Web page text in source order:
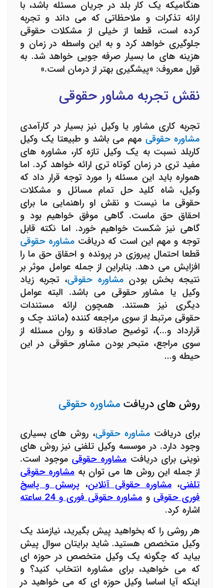
هنگامیکه یک کار بلد در جریان مسئله باشد، با
ارائه تذکرات و ملاحظاتی که می داند و تجربه
کرده است، قطعا از خیلی از مشکلات حقوقی
جلوگیری خواهد کرد و به این واسطه در زمان و
هزینه های ما بسیار صرفه جویی خواهد شد. به
قول معروف: «پیشگیری بهتر از درمان است.»
نقش تجربه مشاور حقوقی
تجربه کاری مشاور یا وکیل نیز بسیار در کارآمدی
مشاوره حقوقی مهم می باشد و طبیعتا یک وکیل
کاربلد نسبت به یک وکیل تازه کار، مشاوره های
مفید تری در زمان کوتاه تری ارائه خواهد کرد. اما
همواره باید این مسئله را مورد توجه قرار داد که
وکیل، شاه کلید حل تمام مسائل و مشکلات
حقوقی ما نیست و نقش او راهنمایی ما برای
احقاق حق ماست. گاهی موفق خواهیم بود و
گاهی نیز شکست خواهیم خورد. اما نکته قابل
توجه و مهم این است که دریافت مشاوره حقوقی
قطعا احتمال پیروزی در پرونده و احقاق حق ما را
افزایش می دهد. بنابراین از جمله عوامل موثر بر
نتیجه بخش بودن مشاوره حقوقی، تجربه زیاد
وکیل یا مشاور حقوقی می باشد. البته عوامل
دیگری نیز هستند. همچون ارائه مستندات
حقوقی مرتبط از سوی مراجعه کننده (مانند چک و
قرارداد و...)، توضیح صادقانه و روان مسئله از
سوی مراجع، متبحر بودن مشاور حقوقی در این
حیطه و...
روش های دریافت مشاوره حقوقی
برای دریافت مشاوره حقوقی، روش های بسیاری
وجود دارد. در موسسه وکیل تلفنی نیز روش های
نوینی برای دریافت مشاوره حقوقی موجود است.
از جمله این روش ها می توان بهمشاوره حقوقی
تلفنی،مشاوره حقوقی آنلاین، پرسش و پاسخ
فوری حقوقی ومشاوره حقوقی فوری و 24 ساعته
اشاره کرد.
هر روشی را که بخواهید پیش بگیرید، نیازمند یک
وکیل متخصص هستید. شاید برایتان سوال پیش
بیاید که چگونه یک وکیل متخصص در حوزه ای
که می خواهید، برای مشاوره انتخاب کنید؟ و
اینکه آیا اساسا وکیل حوزه ای که می خواهید در